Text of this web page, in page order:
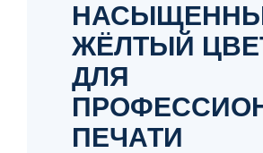
ЖЁЛТЫЙ
ДЛЯ
ПЕЧАТИ